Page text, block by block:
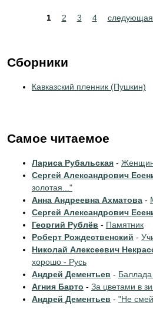
1 2 3 4 следующая
Сборники
Кавказский пленник (Пушкин)
Самое читаемое
Лариса Рубальская -
Сергей Александрович
золотая..."
Анна Андреевна Ахматова -
Сергей Александрович
Георгий Рублёв - Памятник
Роберт Рождественский -
Николай Алексеевич
хорошо - Русь
Андрей Дементьев -
Агния Барто - За цветами в
Андрей Дементьев - "Не